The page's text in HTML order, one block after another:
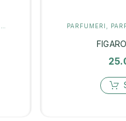
PARFUMERI